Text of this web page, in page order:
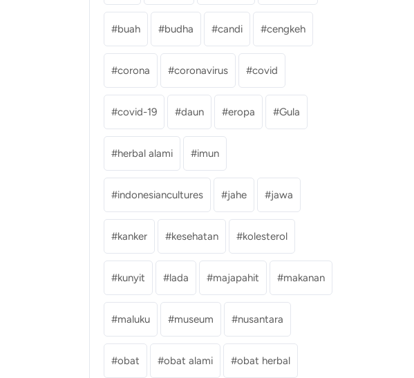
buah budha candi cengkeh
corona coronavirus covid
covid-19 daun eropa Gula
herbal alami imun
indonesiancultures jahe jawa
kanker kesehatan kolesterol
kunyit lada majapahit makanan
maluku museum nusantara
obat obat alami obat herbal